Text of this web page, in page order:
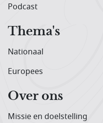
Podcast
Thema's
Nationaal
Europees
Over ons
Missie en doelstelling